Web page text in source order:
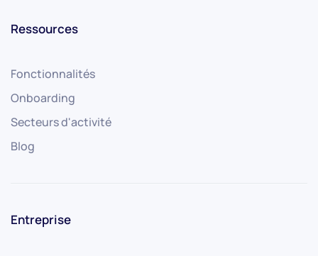
Ressources
Fonctionnalités
Onboarding
Secteurs d'activité
Blog
Entreprise